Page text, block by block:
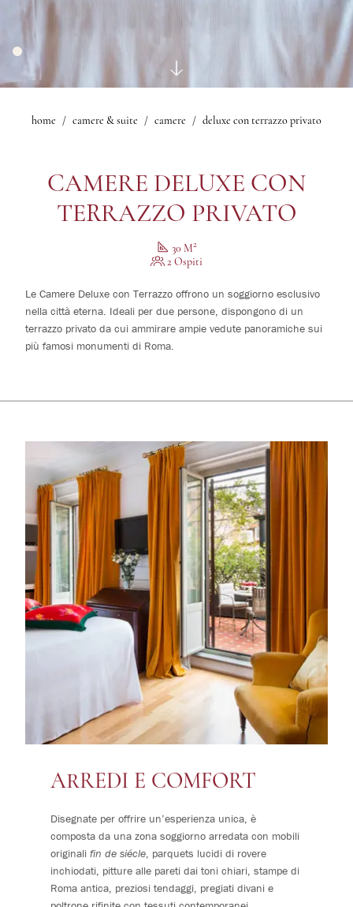
camere
prenotazione
Giardino d'Inverno
Bar Bistrot Mascagni
Ristorante Sorelle Fontana
Bar Lobby
Salone delle Feste
Salone Mascagni
Sala Iris
Sala Nerone
Sala Le Maschere
Gallery
Fitness
Esperienze
Offerte
Gallery
home camere & suite camere deluxe con terrazzo privato
CAMERE DELUXE CON
TERRAZZO PRIVATO
30 M2
2 Ospiti
Le Camere Deluxe con Terrazzo offrono un soggiorno esclusivo
nella città eterna. Ideali per due persone, dispongono di un
terrazzo privato da cui ammirare ampie vedute panoramiche sui
più famosi monumenti di Roma.
ARREDI E COMFORT
Disegnate per offrire un’esperienza unica, è
composta da una zona soggiorno arredata con mobili
originali fin de siécle , parquets lucidi di rovere
inchiodati, pitture alle pareti dai toni chiari, stampe di
Roma antica, preziosi tendaggi, pregiati divani e